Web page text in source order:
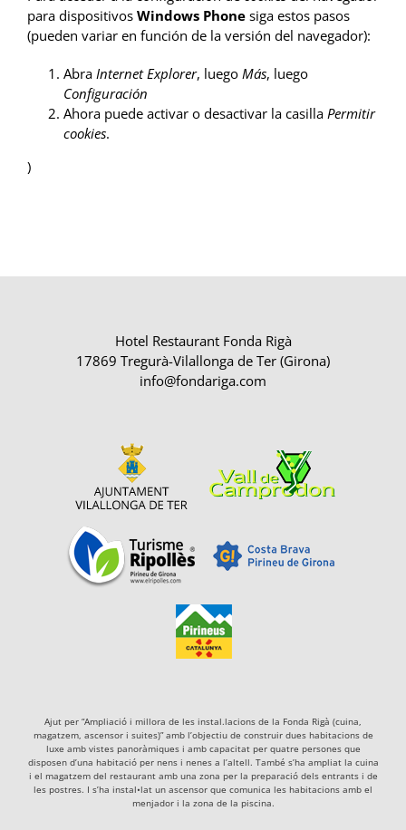
para dispositivos Windows Phone siga estos pasos
(pueden variar en función de la versión del navegador):
Abra Internet Explorer, luego Más, luego
Configuración
Ahora puede activar o desactivar la casilla Permitir
cookies.
)
Hotel Restaurant Fonda Rigà
17869 Tregurà-Vilallonga de Ter (Girona)
info@fondariga.com
Ajut per “Ampliació i millora de les instal.lacions de la Fonda Rigà (cuina,
magatzem, ascensor i suites)” amb l’objectiu de construir dues habitacions de
luxe amb vistes panoràmiques i amb capacitat per quatre persones que
disposen d’una habitació per nens i nenes a l’altell. També s’ha ampliat la cuina
i el magatzem del restaurant amb una zona per la preparació dels entrants i de
les postres. I s’ha instal•lat un ascensor que comunica les habitacions amb el
menjador i la zona de la piscina.